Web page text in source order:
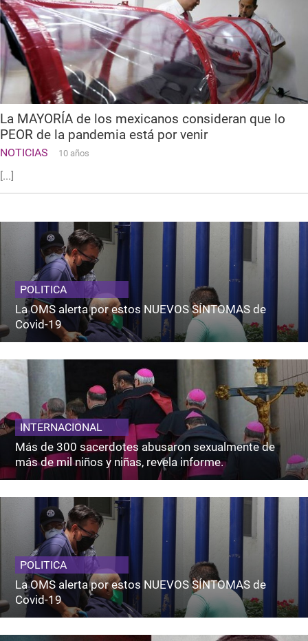
La MAYORÍA de los mexicanos consideran que lo
PEOR de la pandemia está por venir
NOTICIAS 10 años
[...]
POLITICA
La OMS alerta por estos NUEVOS SÍNTOMAS de
Covid-19
INTERNACIONAL
Más de 300 sacerdotes abusaron sexualmente de
más de mil niños y niñas, revela informe.
POLITICA
La OMS alerta por estos NUEVOS SÍNTOMAS de
Covid-19